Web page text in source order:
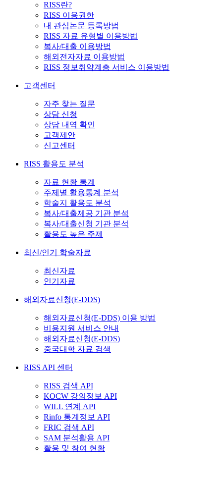
RISS란?
RISS 이용권한
내 관심논문 등록방법
RISS 자료 유형별 이용방법
복사/대출 이용방법
해외전자자료 이용방법
RISS 정보취약계층 서비스 이용방법
고객센터
자주 찾는 질문
상담 신청
상담 내역 확인
고객제안
신고센터
RISS 활용도 분석
자료 현황 통계
주제별 활용통계 분석
학술지 활용도 분석
복사/대출제공 기관 분석
복사/대출신청 기관 분석
활용도 높은 주제
최신/인기 학술자료
최신자료
인기자료
해외자료신청(E-DDS)
해외자료신청(E-DDS) 이용 방법
비용지원 서비스 안내
해외자료신청(E-DDS)
중국대학 자료 검색
RISS API 센터
RISS 검색 API
KOCW 강의정보 API
WILL 연계 API
Rinfo 통계정보 API
FRIC 검색 API
SAM 분석활용 API
활용 및 참여 현황